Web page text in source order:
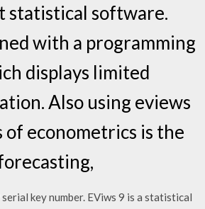
statistical software.
with a programming
displays limited
Also using eviews
econometrics is the
key number. EViws 9 is a statistical